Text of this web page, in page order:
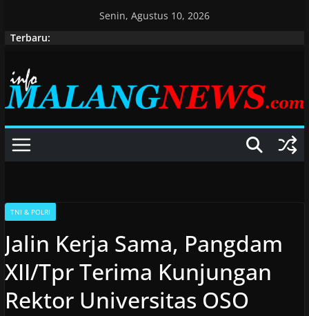
Senin, Agustus 10, 2026
Terbaru:
TNI & POLRI
Jalin Kerja Sama, Pangdam
XII/Tpr Terima Kunjungan
Rektor Universitas OSO